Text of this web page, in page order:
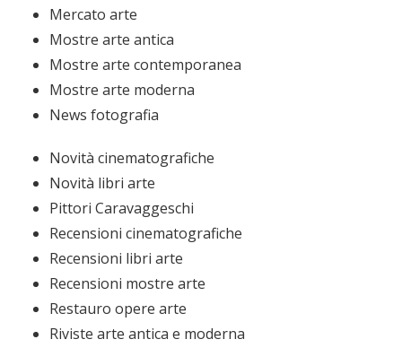
Mercato arte
Mostre arte antica
Mostre arte contemporanea
Mostre arte moderna
News fotografia
Novità cinematografiche
Novità libri arte
Pittori Caravaggeschi
Recensioni cinematografiche
Recensioni libri arte
Recensioni mostre arte
Restauro opere arte
Riviste arte antica e moderna